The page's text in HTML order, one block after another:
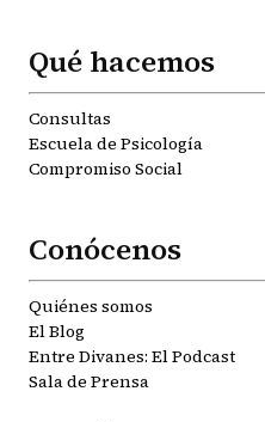
Qué hacemos
Consultas
Escuela de Psicología
Compromiso Social
Conócenos
Quiénes somos
El Blog
Entre Divanes: El Podcast
Sala de Prensa